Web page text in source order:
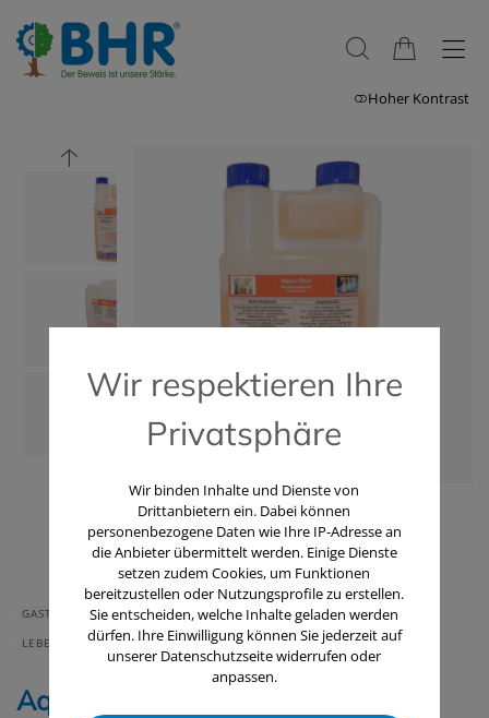
Hoher Kontrast
GASTRONOMIE & HOTELLERIE
HAUS & HEIM
LEBENSMITTELINDUSTRIE
Aqua-San (Hochkonzentrat)
Wir respektieren Ihre
Privatsphäre
Wir binden Inhalte und Dienste von
Drittanbietern ein. Dabei können
personenbezogene Daten wie Ihre IP-Adresse an
die Anbieter übermittelt werden. Einige Dienste
setzen zudem Cookies, um Funktionen
bereitzustellen oder Nutzungsprofile zu erstellen.
Sie entscheiden, welche Inhalte geladen werden
dürfen. Ihre Einwilligung können Sie jederzeit auf
unserer Datenschutzseite widerrufen oder
anpassen.